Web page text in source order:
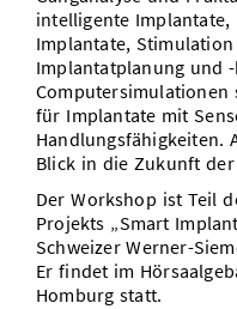
intelligente
Implantate,
Implantatplanung und
Computersimulationen
für Implantate mit
Handlungsfähigkeiten.
Blick in die Zukunft
Der Workshop ist Teil
Projekts „Smart
Schweizer Werner-
Er findet im
Homburg statt.